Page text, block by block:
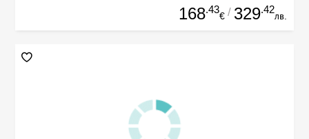
168.43
€ / 329.42
лв.